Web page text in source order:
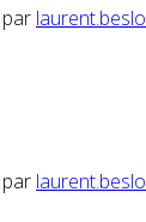
par
par